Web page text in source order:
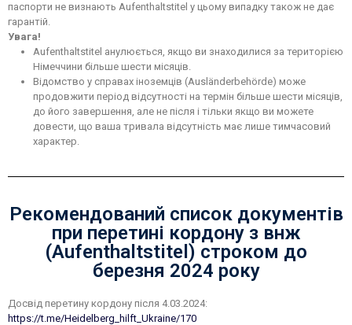
паспорти не визнають Aufenthaltstitel у цьому випадку також не дає
гарантій.
Увага!
Aufenthaltstitel анулюється, якщо ви знаходилися за територією
Німеччини більше шести місяців.
Відомство у справах іноземців (Ausländerbehörde) може
продовжити період відсутності на термін більше шести місяців,
до його завершення, але не після і тільки якщо ви можете
довести, що ваша тривала відсутність має лише тимчасовий
характер.
Рекомендований список документів
при перетині кордону з внж
(Aufenthaltstitel) строком до
березня 2024 року
Досвід перетину кордону після 4.03.2024:
https://t.me/Heidelberg_hilft_Ukraine/170